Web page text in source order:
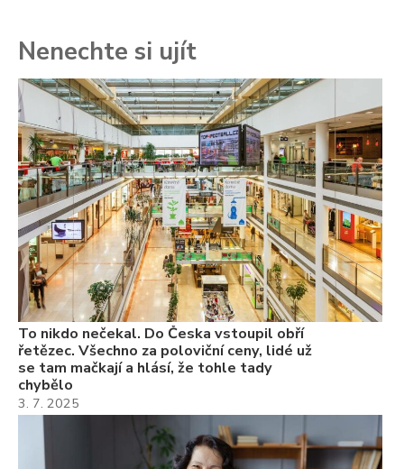
Nenechte si ujít
To nikdo nečekal. Do Česka vstoupil obří
řetězec. Všechno za poloviční ceny, lidé už
se tam mačkají a hlásí, že tohle tady
chybělo
3. 7. 2025